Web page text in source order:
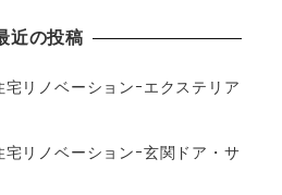
近の投稿
リノベーションｰエクステリア
リノベーションｰ玄関ドア・サ